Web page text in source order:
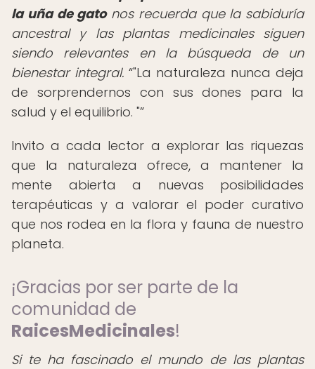
la uña de gatonos recuerda que la sabiduría
ancestral y las plantas medicinales siguen
siendo relevantes en la búsqueda de un
bienestar integral. "La naturaleza nunca deja
de sorprendernos con sus dones para la
salud y el equilibrio. "
Invito a cada lector a explorar las riquezas
que la naturaleza ofrece, a mantener la
mente abierta a nuevas posibilidades
terapéuticas y a valorar el poder curativo
que nos rodea en la flora y fauna de nuestro
planeta.
¡Gracias por ser parte de la
comunidad de
RaicesMedicinales!
Si te ha fascinado el mundo de las plantas